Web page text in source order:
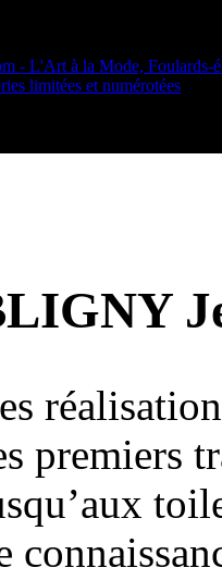
premiers